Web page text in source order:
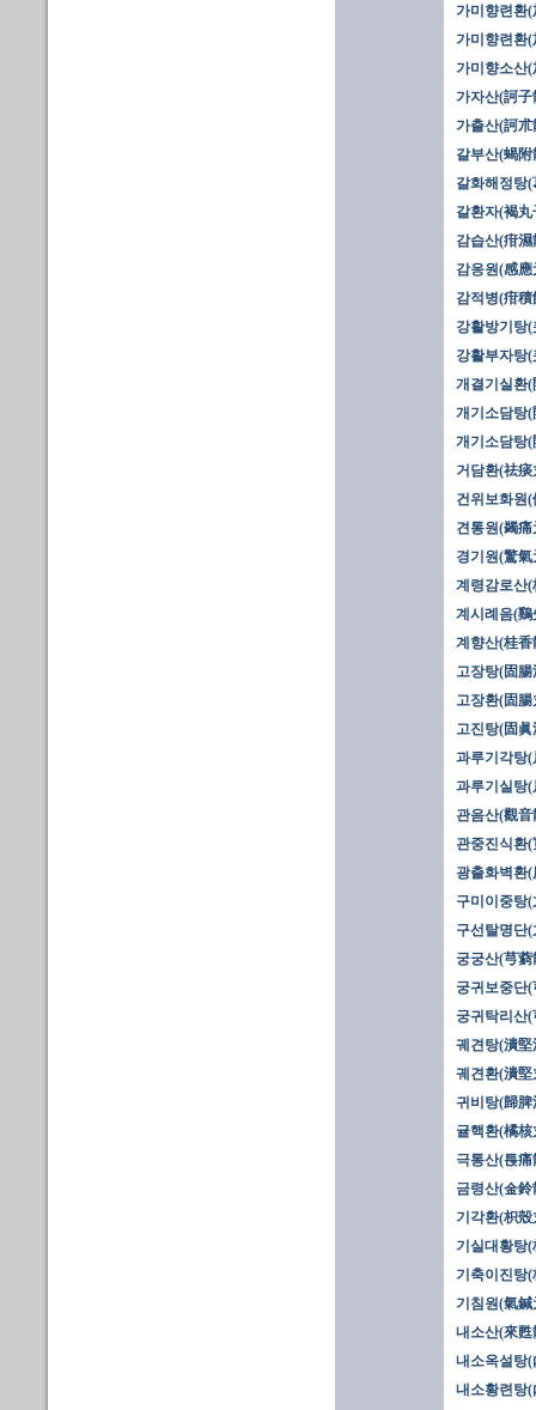
가미향련환
가미향련환
가미향소산
가자산(訶子
가출산(訶朮
갈부산(蝎附
갈화해정탕
갈환자(褐丸
감습산(疳濕
감응원(感應
감적병(疳積
강활방기탕
강활부자탕
개결기실환
개기소담탕
개기소담탕
거담환(祛痰
건위보화원
견통원(蠲痛
경기원(驚氣
계령감로산
계시례음(鷄
계향산(桂香
고장탕(固腸
고장환(固
고진탕(固眞
과루기각탕
과루기실탕
관음산(觀音
관중진식환
광출화벽환
구미이중탕
구선탈명단
궁궁산(芎
궁귀보중단
궁귀탁리산
궤견탕(潰堅
궤견환(潰堅
귀비탕(歸脾
귤핵환(橘核
극통산(튽痛
금령산(金鈴
기각환(枳殼
기실대황탕
기축이진탕
기침원(氣鍼
내소산(來甦
내소옥설탕
내소황련탕